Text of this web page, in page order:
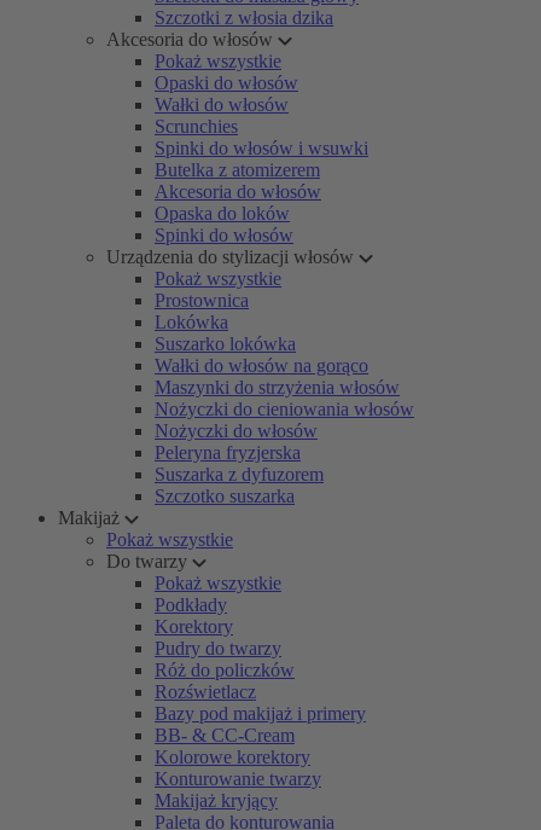
Szczotki z włosia dzika
Akcesoria do włosów
Pokaż wszystkie
Opaski do włosów
Wałki do włosów
Scrunchies
Spinki do włosów i wsuwki
Butelka z atomizerem
Akcesoria do włosów
Opaska do loków
Spinki do włosów
Urządzenia do stylizacji włosów
Pokaż wszystkie
Prostownica
Lokówka
Suszarko lokówka
Wałki do włosów na gorąco
Maszynki do strzyżenia włosów
Nożyczki do cieniowania włosów
Nożyczki do włosów
Peleryna fryzjerska
Suszarka z dyfuzorem
Szczotko suszarka
Makijaż
Pokaż wszystkie
Do twarzy
Pokaż wszystkie
Podkłady
Korektory
Pudry do twarzy
Róż do policzków
Rozświetlacz
Bazy pod makijaż i primery
BB- & CC-Cream
Kolorowe korektory
Konturowanie twarzy
Makijaż kryjący
Paleta do konturowania